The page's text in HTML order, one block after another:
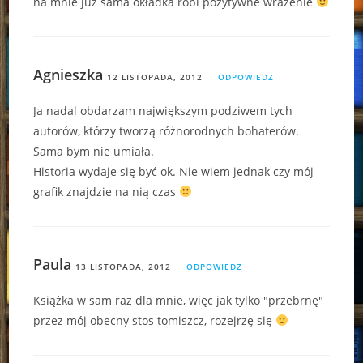
Agnieszka 12 LISTOPADA, 2012 ODPOWIEDZ
Ja nadal obdarzam największym podziwem tych
autorów, którzy tworzą różnorodnych bohaterów.
Sama bym nie umiała.
Historia wydaje się być ok. Nie wiem jednak czy mój
grafik znajdzie na nią czas
Paula 13 LISTOPADA, 2012 ODPOWIEDZ
Książka w sam raz dla mnie, więc jak tylko "przebrnę"
przez mój obecny stos tomiszcz, rozejrzę się